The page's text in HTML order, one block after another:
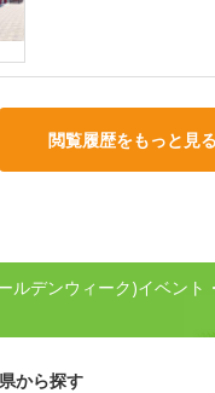
閲覧履歴をもっと見る
ルデンウィーク)イベント
から探す